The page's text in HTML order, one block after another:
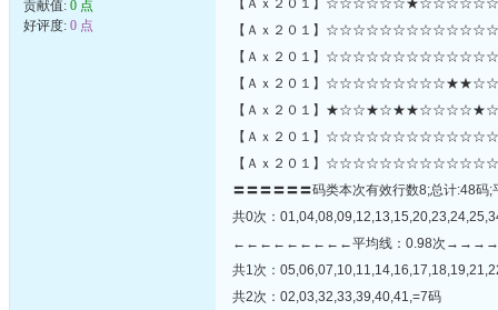
贡献值: 0 点
好评度: 0 点
【Ａｘ２０１】
【Ａｘ２０１】
【Ａｘ２０１】
【Ａｘ２０１】
【Ａｘ２０１】
【Ａｘ２０１】
【Ａｘ２０１】
〓〓〓〓〓〓码类本次有效行数8;总计:48码
共0次：
←←←←←←←←←平均线：0.98次
共1次：
共2次：02,03,32,33,39,40,41,=7码